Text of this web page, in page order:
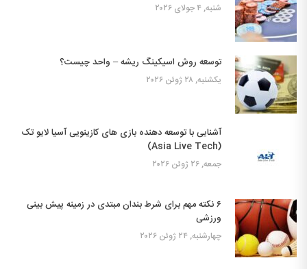
شنبه, ۴ جولای ۲۰۲۶
توسعه روش اسیکینگ ریشه – واحد چیست؟
یکشنبه, ۲۸ ژوئن ۲۰۲۶
آشنایی با توسعه دهنده بازی های کازینویی آسیا لایو تک
(Asia Live Tech)
جمعه, ۲۶ ژوئن ۲۰۲۶
۶ نکته مهم برای شرط بندان مبتدی در زمینه پیش بینی
ورزشی
چهارشنبه, ۲۴ ژوئن ۲۰۲۶